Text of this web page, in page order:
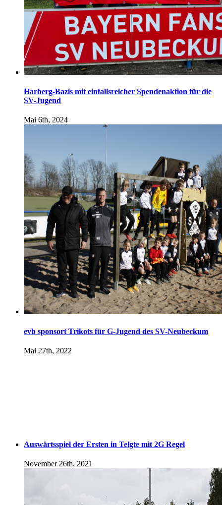
Harberg-Bazis mit einfallsreicher Spendenaktion für die
SV-Jugend
Mai 6th, 2024
evb sponsort Trikots für G-Jugend des SV-Neubeckum
Mai 27th, 2022
Auswärtsspiel der Ersten in Telgte mit 2G Regel
November 26th, 2021